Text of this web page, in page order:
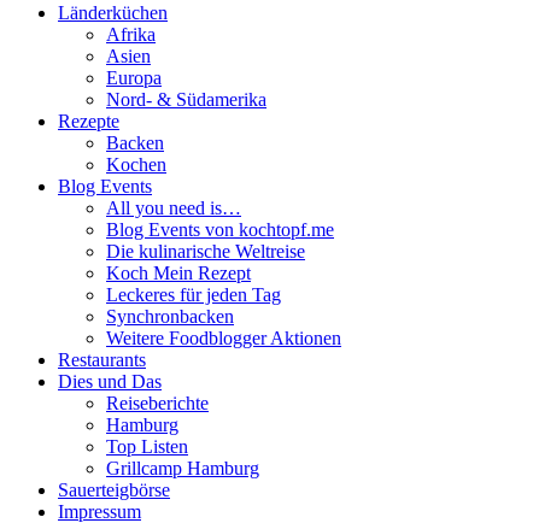
Länderküchen
Afrika
Asien
Europa
Nord- & Südamerika
Rezepte
Backen
Kochen
Blog Events
All you need is…
Blog Events von kochtopf.me
Die kulinarische Weltreise
Koch Mein Rezept
Leckeres für jeden Tag
Synchronbacken
Weitere Foodblogger Aktionen
Restaurants
Dies und Das
Reiseberichte
Hamburg
Top Listen
Grillcamp Hamburg
Sauerteigbörse
Impressum